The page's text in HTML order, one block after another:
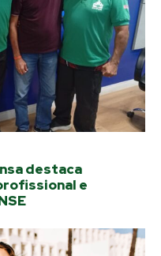
destaca
e